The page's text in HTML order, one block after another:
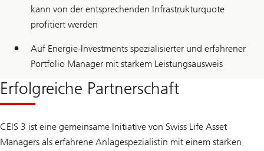
kann von der entsprechenden Infrastrukturquote
profitiert werden
Auf Energie-Investments spezialisierter und erfahrener
Portfolio Manager mit starkem Leistungsausweis
Erfolgreiche Partnerschaft
CEIS 3 ist eine gemeinsame Initiative von Swiss Life Asset
Managers als erfahrene Anlagespezialistin mit einem starken